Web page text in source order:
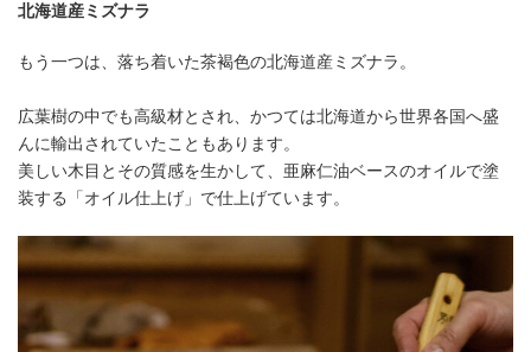
北海道産ミズナラ
もう一つは、落ち着いた茶褐色の北海道産ミズナラ。
広葉樹の中でも高級材とされ、かつては北海道から世界各国へ盛
んに輸出されていたこともあります。
美しい木目とその質感を生かして、亜麻仁油ベースのオイルで塗
装する「オイル仕上げ」で仕上げています。